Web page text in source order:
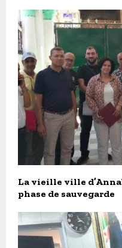
La vieille ville
phase de sauvegarde